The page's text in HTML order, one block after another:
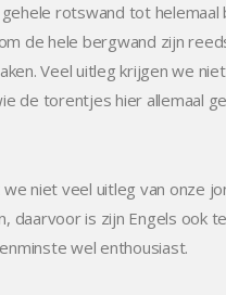
rotswand tot helemaal
de hele bergwand zijn
Veel uitleg krijgen we
de torentjes hier allemaal
niet veel uitleg van onze
daarvoor is zijn Engels ook
wel enthousiast.